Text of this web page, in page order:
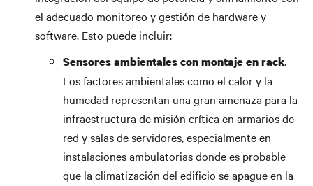
el adecuado monitoreo y gestión de hardware y
software. Esto puede incluir:
Sensores ambientales con montaje en rack.
Los factores ambientales como el calor y la
humedad representan una gran amenaza para la
infraestructura de misión crítica en armarios de
red y salas de servidores, especialmente en
instalaciones ambulatorias donde es probable
que la climatización del edificio se apague en la